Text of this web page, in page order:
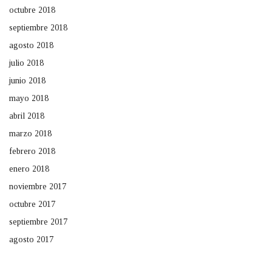
octubre 2018
septiembre 2018
agosto 2018
julio 2018
junio 2018
mayo 2018
abril 2018
marzo 2018
febrero 2018
enero 2018
noviembre 2017
octubre 2017
septiembre 2017
agosto 2017